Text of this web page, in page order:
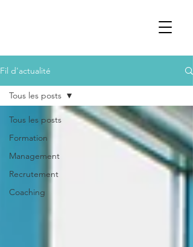
Fil d'actualité
Tous les posts
Formation
Management
Recrutement
Coaching
Tous les posts